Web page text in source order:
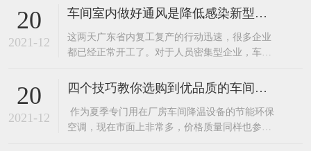
传播速度快，传播能力强。 作为与广州毗邻的东
莞，为确保广大民众的安全，于6月7日启动全员
核酸检测。正值盛夏，酷暑难耐，白天的最高温
度都在30度以上
20
2021-12
车间室内做好通风是降低感染新型病毒的有效措施。
​这两天广东省内复工复产的行动迅速，很多企业
都已经正常开工了。对于人员密集型企业，车间
一。加强工作场所通风换气，保持室内空气流
通。装了环保空调和工业大风扇的企业可以开
启。这里要注意了环保空调不要开启制冷，只送
风就好啦。如洁净车间、有温湿度要求和其他需
20
2021-12
四个技巧教你选购到优品质的车间降温设备—节能环保空调
​ 作为夏季专门用在厂房车间降温设备的节能环保
空调，现在市面上非常多，价格质量同样也参差